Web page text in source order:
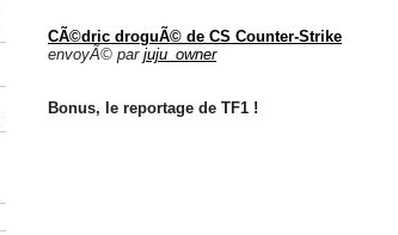
CÃ©dric droguÃ© de CS Counter-Strike
envoyÃ© par juju_owner
Bonus, le reportage de TF1 !